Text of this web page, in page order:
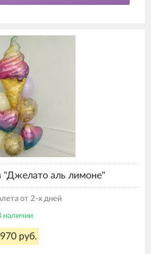
"Джелато аль лимоне"
от 2-х дней
наличии
руб.